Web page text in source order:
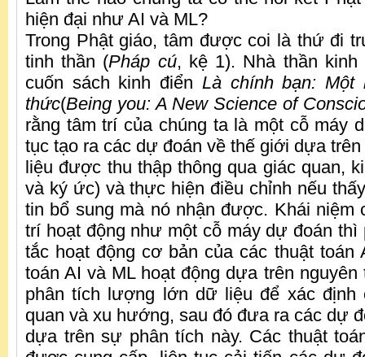
hiện đại như AI và ML?
Trong Phật giáo, tâm được coi là thứ đi
tinh thần (Pháp cú, kệ 1). Nhà thần kinh
cuốn sách kinh điển Là chính bạn:
thức(Being you: A New Science of
rằng tâm trí của chúng ta là một cỗ máy
tục tạo ra các dự đoán về thế giới dựa
liệu được thu thập thông qua giác quan,
và ký ức) và thực hiện điều chỉnh nếu
tin bổ sung mà nó nhận được. Khái niệm
trí hoạt động như một cỗ máy dự đoán thì
tắc hoạt động cơ bản của các thuật toán
toán AI và ML hoạt động dựa trên
phân tích lượng lớn dữ liệu để xác định
quan và xu hướng, sau đó đưa ra các dự
dựa trên sự phân tích này. Các thuật